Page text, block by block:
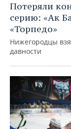
Потеряли
серию: «Ак
«Торпедо»
Нижегородцы
давности